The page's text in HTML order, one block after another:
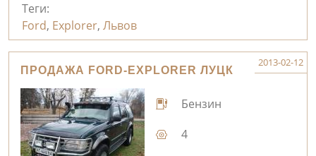
Теги:
Ford, Explorer, Львов
ПРОДАЖА FORD-EXPLORER ЛУЦК
2013-02-12
Бензин
4